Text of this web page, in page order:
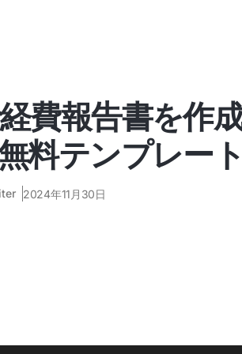
費報告書を作
料テンプレート
2024年11月30日